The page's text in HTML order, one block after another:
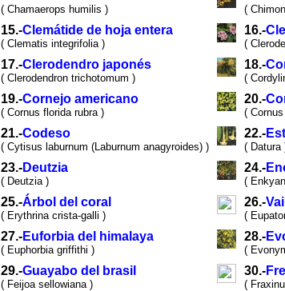
( Chamaerops humilis ) (
15.-Clemátide de hoja entera
( Clematis integrifolia )
16.-
(
17.-Clerodendro japonés
( Clerodendron trichotomum )
18.-
(
19.-Cornejo americano
( Cornus florida rubra )
20.-
(
21.-Codeso
( Cytisus laburnum (Laburnum anagyroides) )
22.-
( Datura
23.-Deutzia
( Deutzia )
24.-
(
25.-Árbol del coral
( Erythrina crista-galli )
26.-
(
27.-Euforbia del himalaya
( Euphorbia griffithi )
28.-
(
29.-Guayabo del brasil
( Feijoa sellowiana )
30.-
(